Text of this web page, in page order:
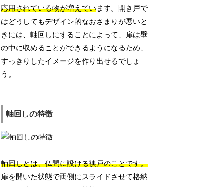
応用されている物が増えています。開き戸で
はどうしてもデザイン的なおさまりが悪いと
きには、軸回しにすることによって、扉は壁
の中に収めることができるようになるため、
すっきりしたイメージを作り出せるでしょ
う。
軸回しの特徴
軸回しとは、仏間に設ける襖戸のことです。
扉を開いた状態で両側にスライドさせて格納